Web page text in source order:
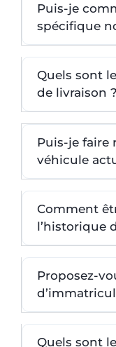
Puis-je
spécifique
Quels sont
de livraison ?
Puis-je faire
véhicule
Comment
l’historique
Proposez-
Quels sont